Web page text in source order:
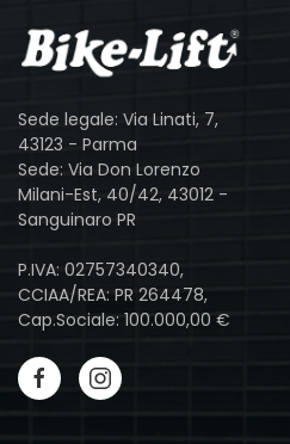
Sede legale: Via Linati, 7,
43123 - Parma
Sede: Via Don Lorenzo
Milani-Est, 40/42, 43012 -
Sanguinaro PR
P.IVA: 02757340340,
CCIAA/REA: PR 264478,
Cap.Sociale: 100.000,00 €